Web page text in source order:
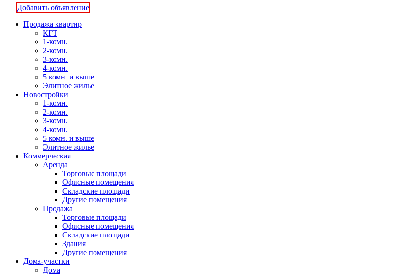
Добавить объявление
Продажа квартир
КГТ
1-комн.
2-комн.
3-комн.
4-комн.
5 комн. и выше
Элитное жилье
Новостройки
1-комн.
2-комн.
3-комн.
4-комн.
5 комн. и выше
Элитное жилье
Коммерческая
Аренда
Торговые площади
Офисные помещения
Складские площади
Другие помещения
Продажа
Торговые площади
Офисные помещения
Складские площади
Здания
Другие помещения
Дома-участки
Дома